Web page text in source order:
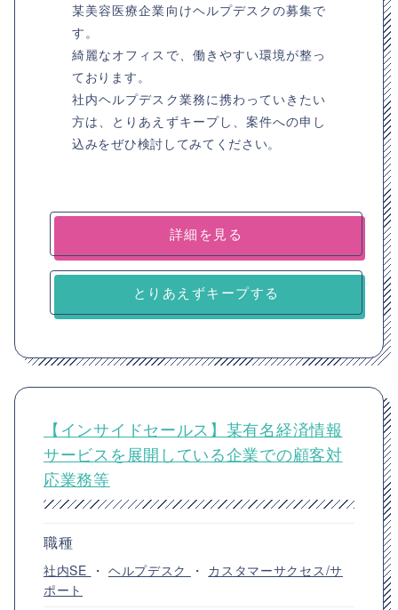
某美容医療企業向けヘルプデスクの募集で
す。
綺麗なオフィスで、働きやすい環境が整っ
ております。
社内ヘルプデスク業務に携わっていきたい
方は、とりあえずキープし、案件への申し
込みをぜひ検討してみてください。
詳細を見る
とりあえずキープする
【インサイドセールス】某有名経済情報
サービスを展開している企業での顧客対
応業務等
職種
社内SE ・ ヘルプデスク ・ カスタマーサクセス/サ
ポート